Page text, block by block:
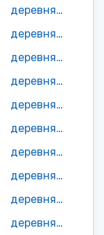
деревня Ломы
деревня Медведево
деревня Мызино
деревня Нижнее Болваново
деревня Новиково
деревня Острожки
деревня Пашино
деревня Подселье
деревня Понизовье
деревня Раповка